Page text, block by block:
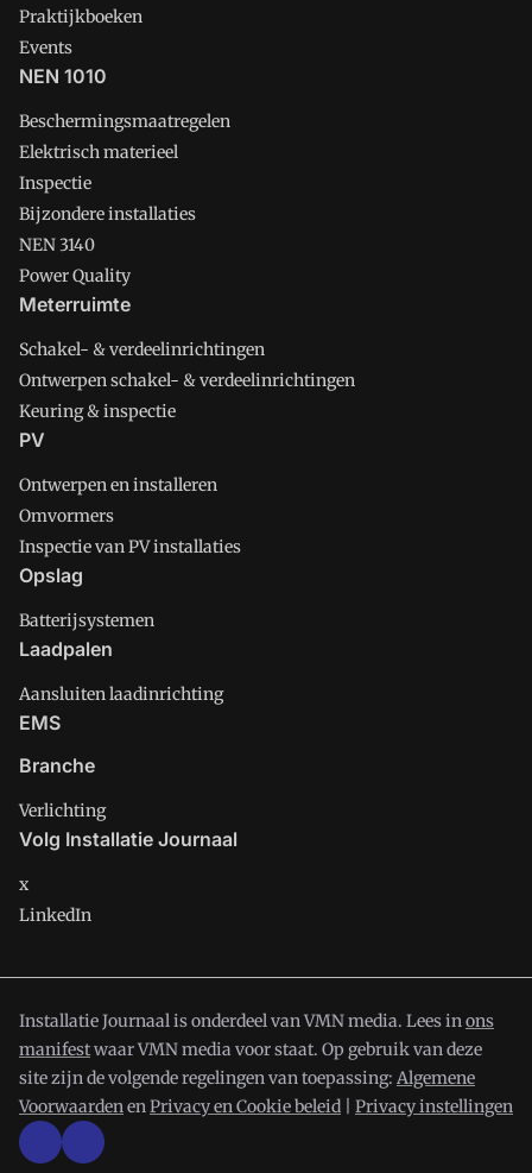
Praktijkboeken
Events
NEN 1010
Beschermingsmaatregelen
Elektrisch materieel
Inspectie
Bijzondere installaties
NEN 3140
Power Quality
Meterruimte
Schakel- & verdeelinrichtingen
Ontwerpen schakel- & verdeelinrichtingen
Keuring & inspectie
PV
Ontwerpen en installeren
Omvormers
Inspectie van PV installaties
Opslag
Batterijsystemen
Laadpalen
Aansluiten laadinrichting
EMS
Branche
Verlichting
Volg Installatie Journaal
x
LinkedIn
Installatie Journaal is onderdeel van VMN media. Lees inons
manifestwaar VMN media voor staat. Op gebruik van deze
site zijn de volgende regelingen van toepassing: Algemene
VoorwaardenenPrivacy en Cookie beleid Privacy instellingen